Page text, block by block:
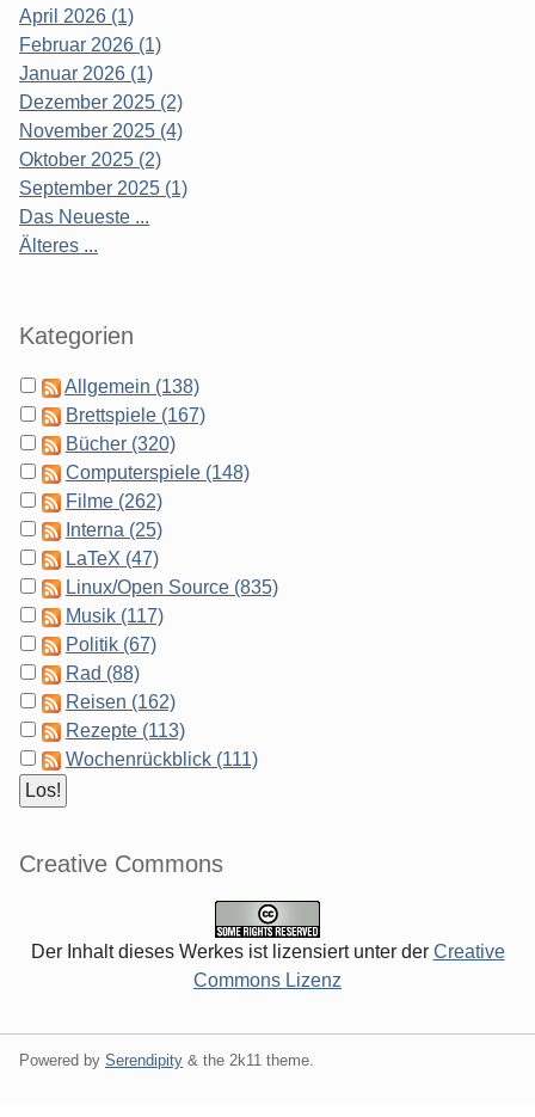
April 2026 (1)
Februar 2026 (1)
Januar 2026 (1)
Dezember 2025 (2)
November 2025 (4)
Oktober 2025 (2)
September 2025 (1)
Das Neueste ...
Älteres ...
Kategorien
Allgemein (138)
Brettspiele (167)
Bücher (320)
Computerspiele (148)
Filme (262)
Interna (25)
LaTeX (47)
Linux/Open Source (835)
Musik (117)
Politik (67)
Rad (88)
Reisen (162)
Rezepte (113)
Wochenrückblick (111)
Creative Commons
Der Inhalt dieses Werkes ist lizensiert unter der Creative
Commons Lizenz
Powered by Serendipity & the 2k11 theme.